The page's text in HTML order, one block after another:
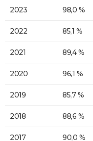
2023 98,0 %
2022 85,1 %
2021 89,4 %
2020 96,1 %
2019 85,7 %
2018 88,6 %
2017 90,0 %